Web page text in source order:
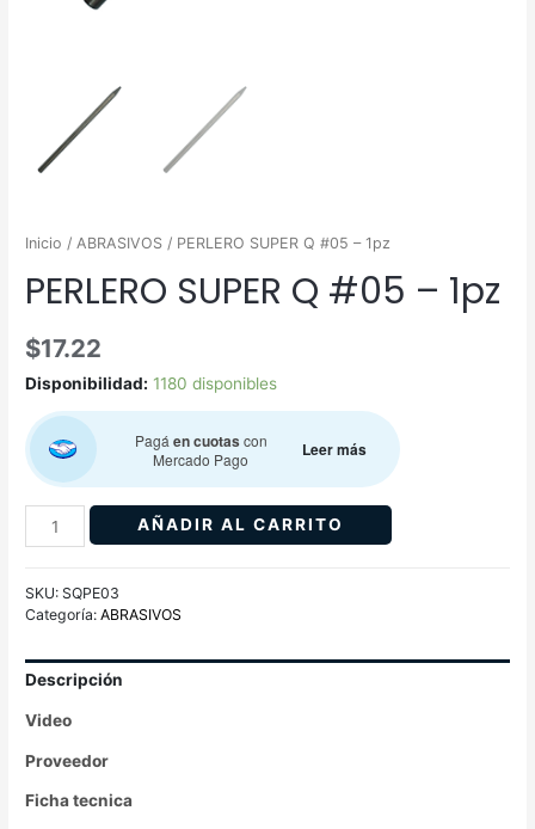
Inicio /ABRASIVOS / PERLERO SUPER Q #05 – 1pz
PERLERO SUPER Q #05 – 1pz
$17.22
Disponibilidad: 1180 disponibles
Pagáen cuotas con
Mercado Pago
Leer más
AÑADIR AL CARRITO
SKU: SQPE03
Categoría:ABRASIVOS
Descripción
Video
Proveedor
Ficha tecnica